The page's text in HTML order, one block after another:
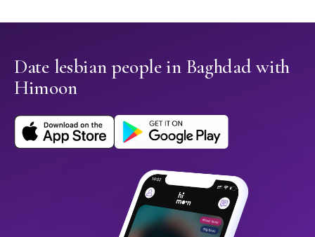
Date lesbian people in Baghdad with
Himoon